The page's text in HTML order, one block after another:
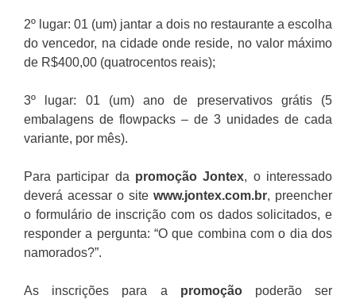
2º lugar: 01 (um) jantar a dois no restaurante a escolha
do vencedor, na cidade onde reside, no valor máximo
de R$400,00 (quatrocentos reais);
3º lugar: 01 (um) ano de preservativos grátis (5
embalagens de flowpacks – de 3 unidades de cada
variante, por mês).
Para participar da promoção Jontex, o interessado
deverá acessar o site www.jontex.com.br, preencher
o formulário de inscrição com os dados solicitados, e
responder a pergunta: “O que combina com o dia dos
namorados?”.
As inscrições para a promoçãopoderão ser